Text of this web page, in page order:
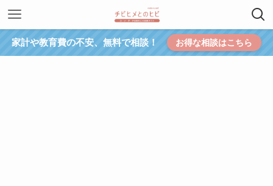
家計や教育費の不安、無料で相談！ お得な相談はこちら